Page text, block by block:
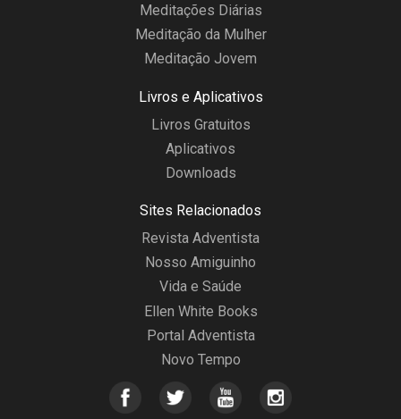
Meditações Diárias
Meditação da Mulher
Meditação Jovem
Livros e Aplicativos
Livros Gratuitos
Aplicativos
Downloads
Sites Relacionados
Revista Adventista
Nosso Amiguinho
Vida e Saúde
Ellen White Books
Portal Adventista
Novo Tempo